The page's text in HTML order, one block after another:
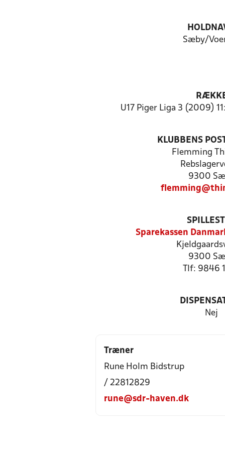
Sæby/
U17 Piger Liga 3 (2009)
KLUBBENS
Flemming
9300
Sparekassen
9300
Tlf: 9846
Nej
Træner
Rune Holm Bidstrup
/ 22812829
rune@sdr-haven.dk